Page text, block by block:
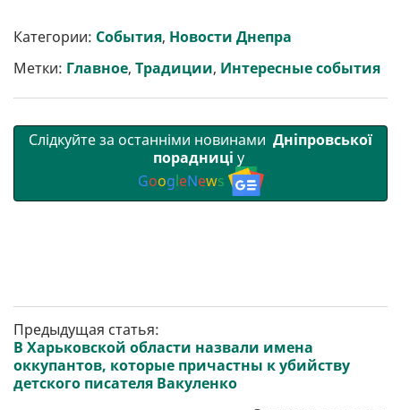
р
и
т
и
b
o
o
k
t
e
r
l g
r
a
m
s
A
p
p
r l
Категории: События, Новости Днепра
Метки: Главное, Традиции, Интересные события
Слідкуйте за останніми новинами Дніпровської
порадниці у
GoogleNews
Предыдущая статья:
В Харьковской области назвали имена
оккупантов, которые причастны к убийству
детского писателя Вакуленко